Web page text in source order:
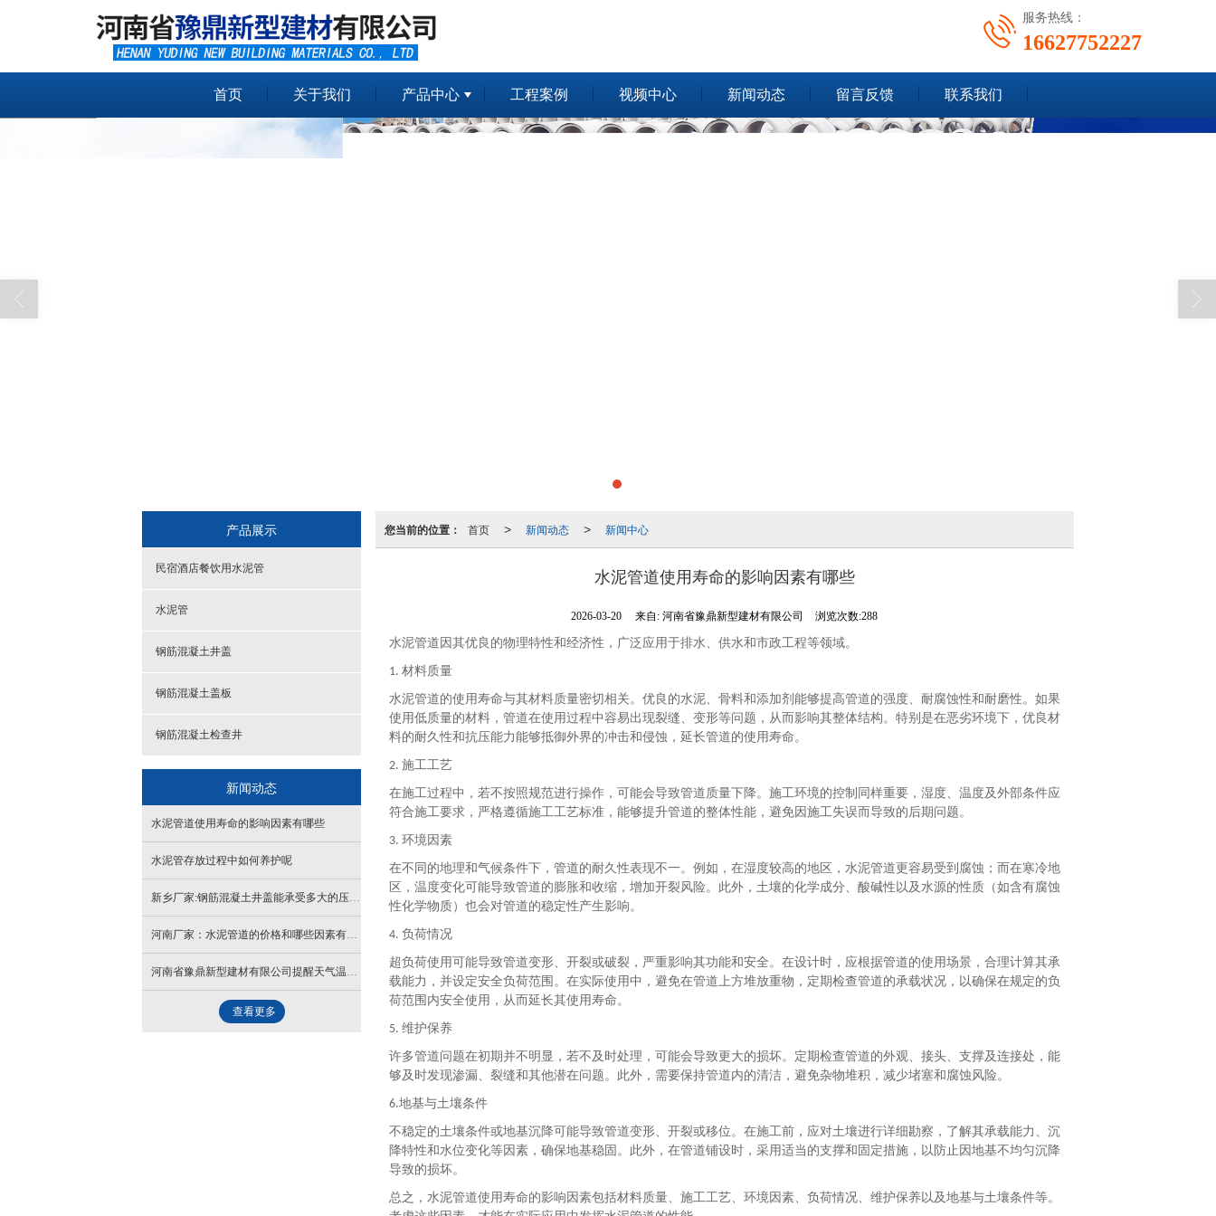
服务热线：
16627752227
首页 关于我们 产品中心 工程案例 视频中心 新闻动态 留言反馈 联系我们
您当前的位置： 首页 > 新闻动态 > 新闻中心
水泥管道使用寿命的影响因素有哪些
2026-03-20 来自:河南省豫鼎新型建材有限公司 浏览次数:288
水泥管道因其优良的物理特性和经济性，广泛应用于排水、供水和市政工程等领域。
1. 材料质量
水泥管道的使用寿命与其材料质量密切相关。优良的水泥、骨料和添加剂能够提高管道的强度、耐腐蚀性和耐磨性。如果
使用低质量的材料，管道在使用过程中容易出现裂缝、变形等问题，从而影响其整体结构。特别是在恶劣环境下，优良材
料的耐久性和抗压能力能够抵御外界的冲击和侵蚀，延长管道的使用寿命。
2. 施工工艺
在施工过程中，若不按照规范进行操作，可能会导致管道质量下降。施工环境的控制同样重要，湿度、温度及外部条件应
符合施工要求，严格遵循施工工艺标准，能够提升管道的整体性能，避免因施工失误而导致的后期问题。
3. 环境因素
在不同的地理和气候条件下，管道的耐久性表现不一。例如，在湿度较高的地区，水泥管道更容易受到腐蚀；而在寒冷地
区，温度变化可能导致管道的膨胀和收缩，增加开裂风险。此外，土壤的化学成分、酸碱性以及水源的性质（如含有腐蚀
性化学物质）也会对管道的稳定性产生影响。
4. 负荷情况
超负荷使用可能导致管道变形、开裂或破裂，严重影响其功能和安全。在设计时，应根据管道的使用场景，合理计算其承
载能力，并设定安全负荷范围。在实际使用中，避免在管道上方堆放重物，定期检查管道的承载状况，以确保在规定的负
荷范围内安全使用，从而延长其使用寿命。
5. 维护保养
许多管道问题在初期并不明显，若不及时处理，可能会导致更大的损坏。定期检查管道的外观、接头、支撑及连接处，能
够及时发现渗漏、裂缝和其他潜在问题。此外，需要保持管道内的清洁，避免杂物堆积，减少堵塞和腐蚀风险。
6.地基与土壤条件
不稳定的土壤条件或地基沉降可能导致管道变形、开裂或移位。在施工前，应对土壤进行详细勘察，了解其承载能力、沉
降特性和水位变化等因素，确保地基稳固。此外，在管道铺设时，采用适当的支撑和固定措施，以防止因地基不均匀沉降
导致的损坏。
总之，水泥管道使用寿命的影响因素包括材料质量、施工工艺、环境因素、负荷情况、维护保养以及地基与土壤条件等。
产品展示
民宿酒店餐饮用水泥管
水泥管
钢筋混凝土井盖
钢筋混凝土盖板
钢筋混凝土检查井
新闻动态
水泥管道使用寿命的影响因素有哪些
水泥管存放过程中如何养护呢
新乡厂家:钢筋混凝土井盖能承受多大的压力？
河南厂家：水泥管道的价格和哪些因素有关？
河南省豫鼎新型建材有限公司提醒天气温度升高大家注意防晒
查看更多